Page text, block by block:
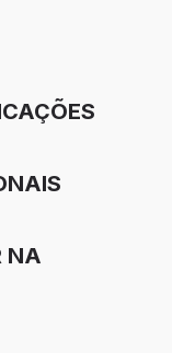
NA